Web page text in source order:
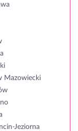
Mazowiecki
Jeziorna